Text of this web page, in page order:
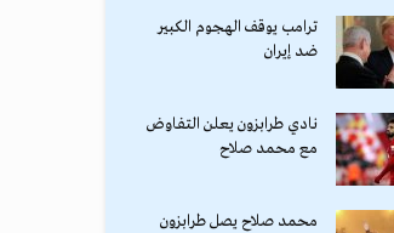
ترامب يوقف الهجوم الكبير
ضد إيران
نادي طرابزون يعلن التفاوض
مع محمد صلاح
محمد صلاح يصل طرابزون